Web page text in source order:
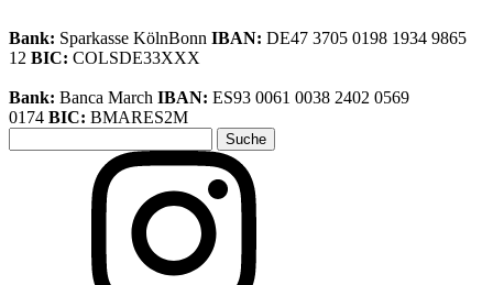
Bank: Sparkasse KölnBonn IBAN: DE47 3705 0198 1934 9865
12 BIC: COLSDE33XXX
Bank: Banca March IBAN: ES93 0061 0038 2402 0569
0174 BIC: BMARES2M
nach: